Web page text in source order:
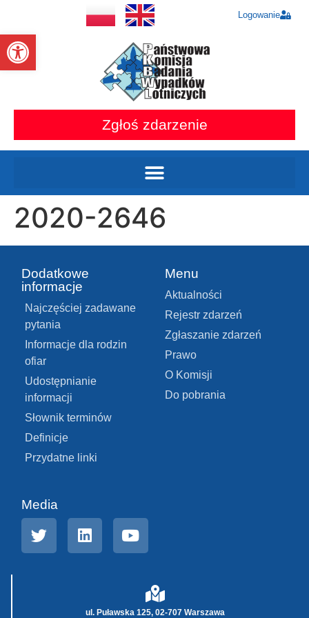
Otwórz pasek narzędzi
Logowanie
Zgłoś zdarzenie
2020-2646
Dodatkowe
informacje
Najczęściej zadawane
pytania
Informacje dla rodzin
ofiar
Udostępnianie
informacji
Słownik terminów
Definicje
Przydatne linki
Menu
Aktualności
Rejestr zdarzeń
Zgłaszanie zdarzeń
Prawo
O Komisji
Do pobrania
Media
ul. Puławska 125, 02-707 Warszawa